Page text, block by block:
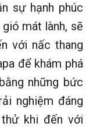
sự hạnh phúc
mát lành, sẽ
với nấc thang
để khám phá
những bức
nghiệm đáng
khi đến với